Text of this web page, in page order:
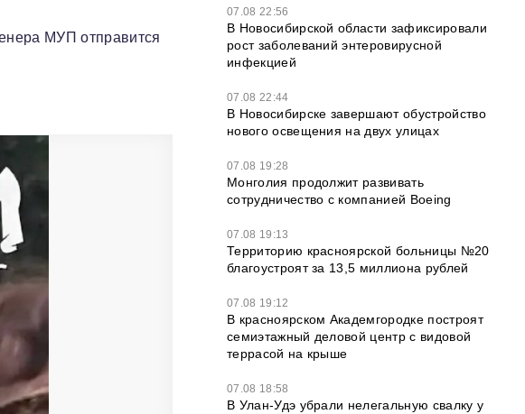
МУП отправится
07.08 22:56
В Новосибирской области зафиксировали
рост заболеваний энтеровирусной
инфекцией
07.08 22:44
В Новосибирске завершают обустройство
нового освещения на двух улицах
07.08 19:28
Монголия продолжит развивать
сотрудничество с компанией Boeing
07.08 19:13
Территорию красноярской больницы №20
благоустроят за 13,5 миллиона рублей
07.08 19:12
В красноярском Академгородке построят
семиэтажный деловой центр с видовой
террасой на крыше
07.08 18:58
В Улан-Удэ убрали нелегальную свалку у